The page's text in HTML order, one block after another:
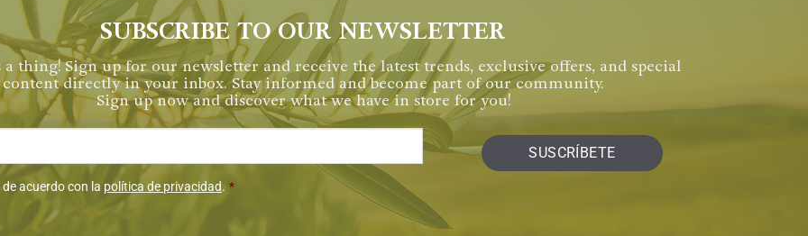
SUBSCRIBE TO OUR NEWSLETTER
a thing! Sign up for our newsletter and receive the latest trends, exclusive offers, and special
content directly in your inbox. Stay informed and become part of our community.
Sign up now and discover what we have in store for you!
de acuerdo con la política de privacidad. *